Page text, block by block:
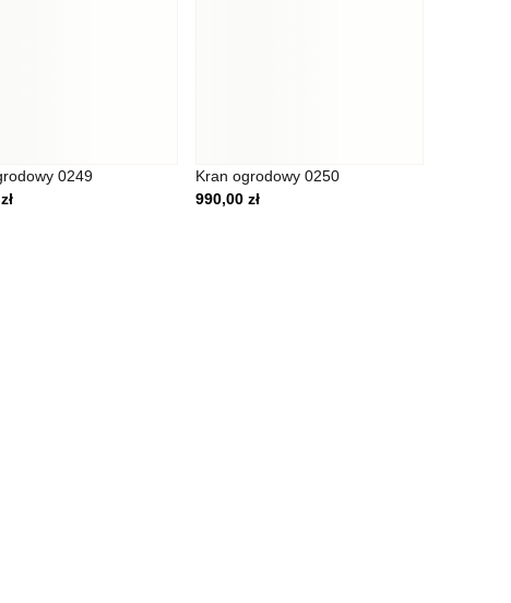
0249
zł
Kran ogrodowy 0250
990,00 zł